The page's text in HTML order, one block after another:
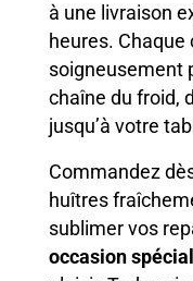
à une livraison
heures.
soigneusement
chaîne du froid,
jusqu’à votre
Commandez
huîtres
sublimer vos
occasion